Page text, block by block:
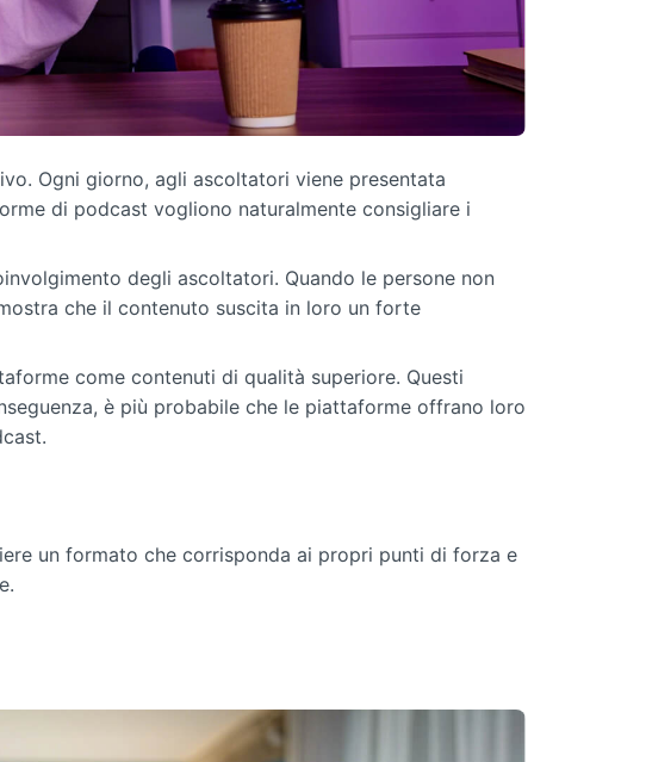
Ogni giorno, agli ascoltatori viene presentata
di podcast vogliono naturalmente consigliare i
degli ascoltatori. Quando le persone non
che il contenuto suscita in loro un forte
come contenuti di qualità superiore. Questi
è più probabile che le piattaforme offrano loro
un formato che corrisponda ai propri punti di forza e